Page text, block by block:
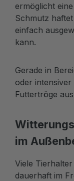
ermöglicht
Schmutz
einfach
kann.
Gerade in
oder
Futtertröge
im
Viele
dauerhaft im